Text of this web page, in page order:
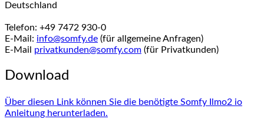
Deutschland
Telefon: +49 7472 930-0
E-Mail: info@somfy.de (für allgemeine Anfragen)
E-Mail privatkunden@somfy.com (für Privatkunden)
Download
Über diesen Link können Sie die benötigte Somfy Ilmo2 io
Anleitung herunterladen.